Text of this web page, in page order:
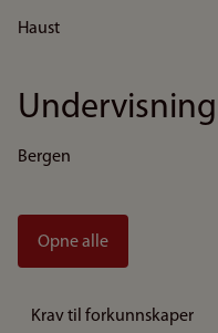
Haust
Bergen
Opne alle
Krav til forkunnskaper